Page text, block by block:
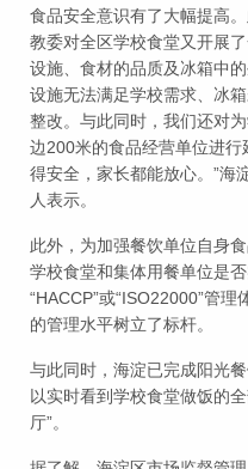
食品安全意识有了大幅提高
教委对全区学校食堂又开展
设施、食材的品质及冰箱中
设施无法满足学校需求、冰
整改。与此同时，我们还对
边200米的食品经营单位进
得安全，家长都能放心。”海
人表示。
此外，为加强餐饮单位自身
学校食堂和集体用餐单位是
“HACCP”或“ISO22000”管
的管理水平树立了标杆。
与此同时，海淀已完成阳光
以实时看到学校食堂做饭的
厅”。